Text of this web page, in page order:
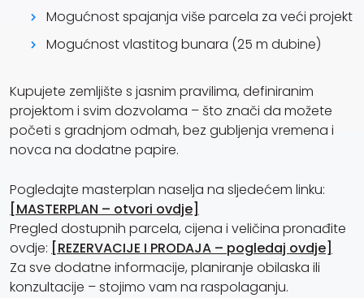
Mogućnost spajanja više parcela za veći projekt
Mogućnost vlastitog bunara (25 m dubine)
Kupujete zemljište s jasnim pravilima, definiranim
projektom i svim dozvolama – što znači da možete
početi s gradnjom odmah, bez gubljenja vremena i
novca na dodatne papire.
Pogledajte masterplan naselja na sljedećem linku:
[MASTERPLAN – otvori ovdje]
Pregled dostupnih parcela, cijena i veličina pronađite
ovdje: [REZERVACIJE I PRODAJA – pogledaj ovdje]
Za sve dodatne informacije, planiranje obilaska ili
konzultacije – stojimo vam na raspolaganju.